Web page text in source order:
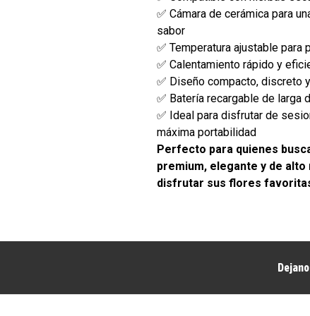
✅ Cámara de cerámica para
sabor
✅ Temperatura ajustable
✅ Calentamiento rápido y
✅ Diseño compacto, discreto
✅ Batería recargable de larga
✅ Ideal para disfrutar de
máxima portabilidad
Perfecto para quienes
premium, elegante y de
disfrutar sus flores